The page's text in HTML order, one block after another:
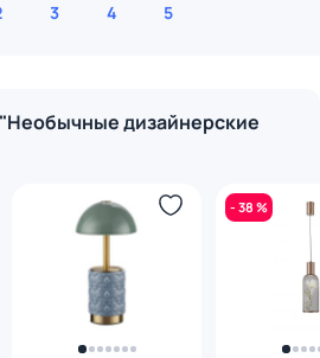
3 4 5
дизайнерские
- 38 %